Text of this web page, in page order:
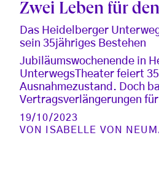
Zwei Leben für
Das Heidelberger
sein 35jähriges Bestehen
Jubiläumswochenende in
UnterwegsTheater feiert
Ausnahmezustand. Doch
Vertragsverlängerungen
19/10/2023
VON
ISABELLE VON